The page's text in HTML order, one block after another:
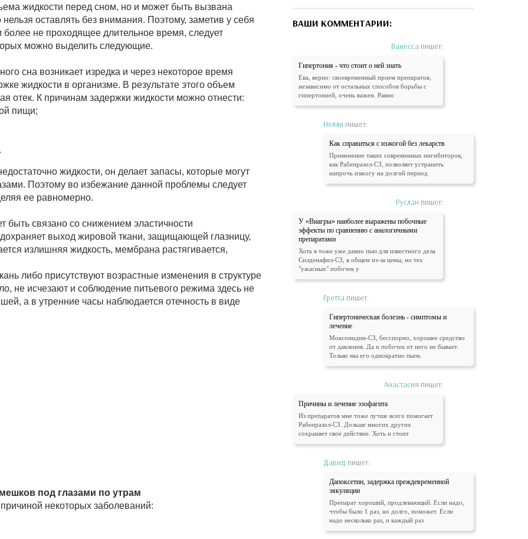
жидкости перед сном, но и может быть вызвана
оставлять без внимания. Поэтому, заметив у себя
не проходящее длительное время, следует
можно выделить следующие.
сна возникает изредка и через некоторое время
жидкости в организме. В результате этого объем
отек. К причинам задержки жидкости можно отнести:
пищи;
жидкости, он делает запасы, которые могут
Поэтому во избежание данной проблемы следует
ее равномерно.
быть связано со снижением эластичности
выход жировой ткани, защищающей глазницу,
излишняя жидкость, мембрана растягивается,
либо присутствуют возрастные изменения в структуре
не исчезают и соблюдение питьевого режима здесь не
а в утренние часы наблюдается отечность в виде
под глазами по утрам
некоторых заболеваний:
ВАШИ КОММЕНТАРИИ:
Ванесса пишет:
Гипертония - что стоит о ней знать
Ева, верно: своевременный прием препаратов,
независимо от остальных способов борьбы с
гипертонией, очень важен. Равно
Нелли пишет:
Как справиться с изжогой без лекарств
Применение таких современных ингибиторов,
как Рабепразол-СЗ, позволяет устранить
напрочь изжогу на долгий период
Руслан пишет:
У «Виагры» наиболее выражены побочные
эффекты по сравнению с аналогичными
препаратами
Хоть я тоже уже давно пью для известного дела
Силденафил-СЗ, в общем из-за цены, но тех
"ужасных" побочек у
Гретта пишет:
Гипертоническая болезнь - симптомы и
лечение
Моксонидин-СЗ, бесспорно, хорошее средство
от давления. Да и побочек от него не бывает.
Только мы его однократно пьем.
Анастасия пишет:
Причины и лечение эзофагита
Из препаратов мне тоже лучше всего помогает
Рабепразол-СЗ. Дольше многих других
сохраняет свое действие. Хоть и стоит
Давид пишет:
Дапоксетин, задержка преждевременной
эякуляции
Препарат хороший, продлевающий. Если надо,
чтобы было 1 раз, но долго, поможет. Если
надо несколько раз, и каждый раз